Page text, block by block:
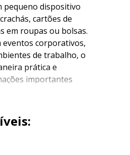
pequeno dispositivo
cartões de
em roupas ou bolsas.
corporativos,
de trabalho, o
prática e
importantes
pessoa.
modelos simples de
segurança